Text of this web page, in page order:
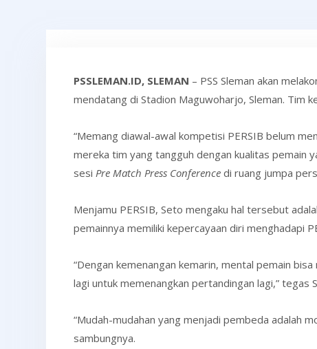
PSSLEMAN.ID, SLEMAN – PSS Sleman akan
mendatang di Stadion Maguwoharjo, Sleman. Tim
“Memang diawal-awal kompetisi PERSIB belum
mereka tim yang tangguh dengan kualitas pemain
sesi Pre Match Press Conference di ruang jumpa
Menjamu PERSIB, Seto mengaku hal tersebut
pemainnya memiliki kepercayaan diri menghadapi
“Dengan kemenangan kemarin, mental pemain
lagi untuk memenangkan pertandingan lagi,”
“Mudah-mudahan yang menjadi pembeda adalah
sambungnya.